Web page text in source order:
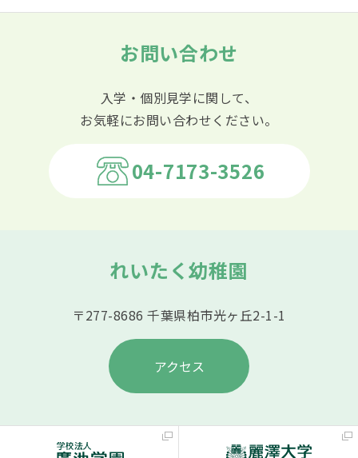
お問い合わせ
入学・個別見学に関して、
お気軽にお問い合わせください。
04-7173-3526
れいたく幼稚園
〒277-8686 千葉県柏市光ヶ丘2-1-1
アクセス